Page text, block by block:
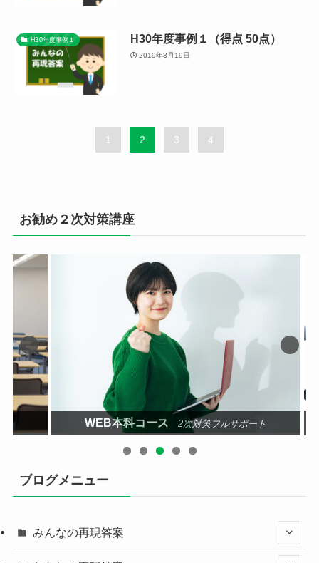
H30年度事例１ H30年度事例１（得点 50点）
2019年3月19日
1 2 3 4
お勧め２次対策講座
WEB本科コース 2次対策フルサポート
ブログメニュー
みんなの再現答案